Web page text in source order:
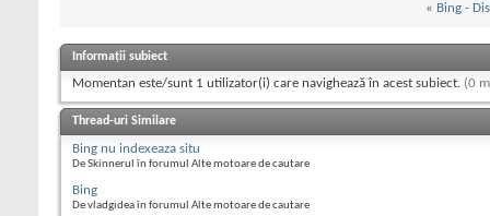
« Bing -
Informații subiect
Momentan este/sunt 1 utilizator(i) care navighează în acest subiect. (0
Thread-uri Similare
Bing nu indexeaza situ
De Skinnerul în forumul Alte motoare de cautare
Bing
De vladgidea în forumul Alte motoare de cautare